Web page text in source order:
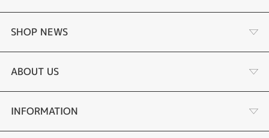
商品一覧
婚約指輪
結婚指輪
SHOP NEWS
リフォーム
金・プラチナ買取り
ABOUT US
会社概要
INFORMATION